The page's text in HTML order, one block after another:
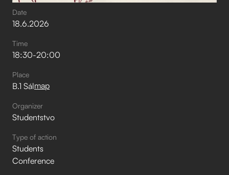
Date
18.6.2026
Time
18:30-20:00
Place
B.1 Sálmap
Organizer
Studentstvo
Type of action
Students
Conference